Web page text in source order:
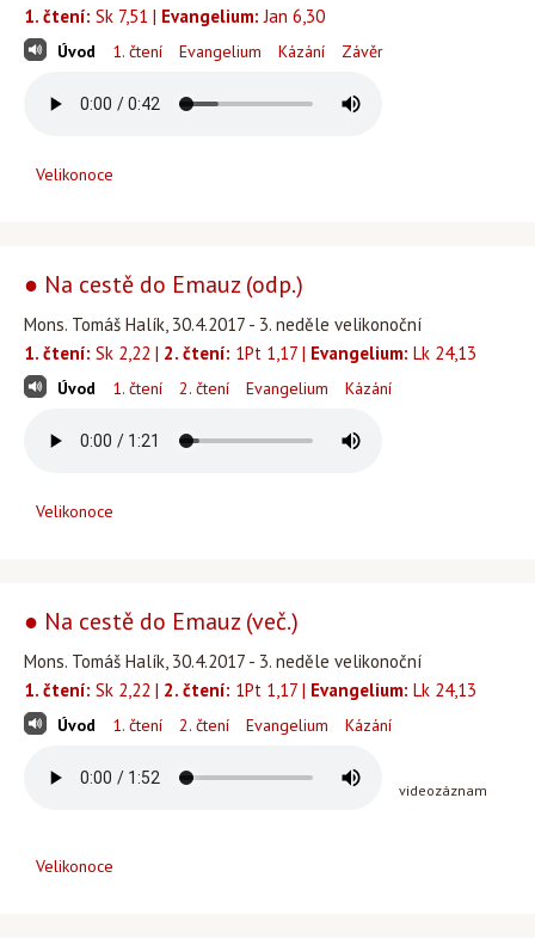
1. čtení: Sk 7,51 | Evangelium: Jan 6,30
Úvod 1. čtení Evangelium Kázání Závěr
Velikonoce
● Na cestě do Emauz (odp.)
Mons. Tomáš Halík, 30.4.2017 - 3. neděle velikonoční
1. čtení: Sk 2,22 | 2. čtení: 1Pt 1,17 | Evangelium: Lk 24,13
Úvod 1. čtení 2. čtení Evangelium Kázání
Velikonoce
● Na cestě do Emauz (več.)
Mons. Tomáš Halík, 30.4.2017 - 3. neděle velikonoční
1. čtení: Sk 2,22 | 2. čtení: 1Pt 1,17 | Evangelium: Lk 24,13
Úvod 1. čtení 2. čtení Evangelium Kázání
videozáznam
Velikonoce